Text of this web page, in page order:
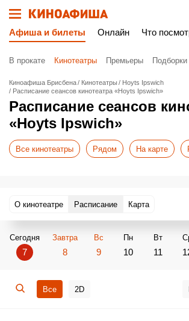
Афиша и билеты Онлайн Что
В прокате Кинотеатры Премьеры Подборки
Киноафиша Брисбена Кинотеатры
Hoyts Ipswich
Расписание сеансов кинотеатра «Hoyts Ipswich»
Расписание сеансов
«Hoyts Ipswich»
Все кинотеатры Рядом На карте
О кинотеатре Расписание Карта
Сегодня
7
Завтра
8
Вс
9
Пн
10
Вт
11
Все 2D